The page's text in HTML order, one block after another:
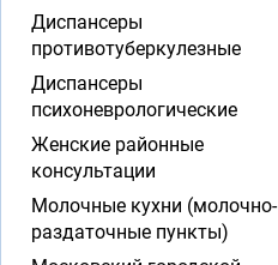
Диспансеры
противотуберкулезные
Диспансеры
психоневрологические
Женские районные
консультации
Молочные кухни (молочно-
раздаточные пункты)